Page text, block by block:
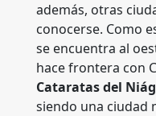
además, otras
conocerse. Como
se encuentra al
hace frontera con
Cataratas del
siendo una ciudad